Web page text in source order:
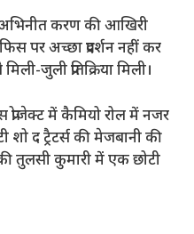
अभिनीत करण की आखिरी
पर अच्छा प्रदर्शन नहीं कर
जुली प्रतिक्रिया मिली।
में कैमियो रोल में नजर
शो द ट्रैटर्स की मेजबानी की
तुलसी कुमारी में एक छोटी